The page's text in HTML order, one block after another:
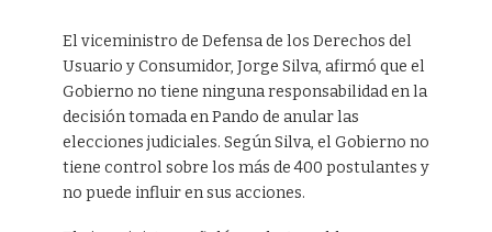
El viceministro de Defensa de los Derechos del
Usuario y Consumidor, Jorge Silva, afirmó que el
Gobierno no tiene ninguna responsabilidad en la
decisión tomada en Pando de anular las
elecciones judiciales. Según Silva, el Gobierno no
tiene control sobre los más de 400 postulantes y
no puede influir en sus acciones.